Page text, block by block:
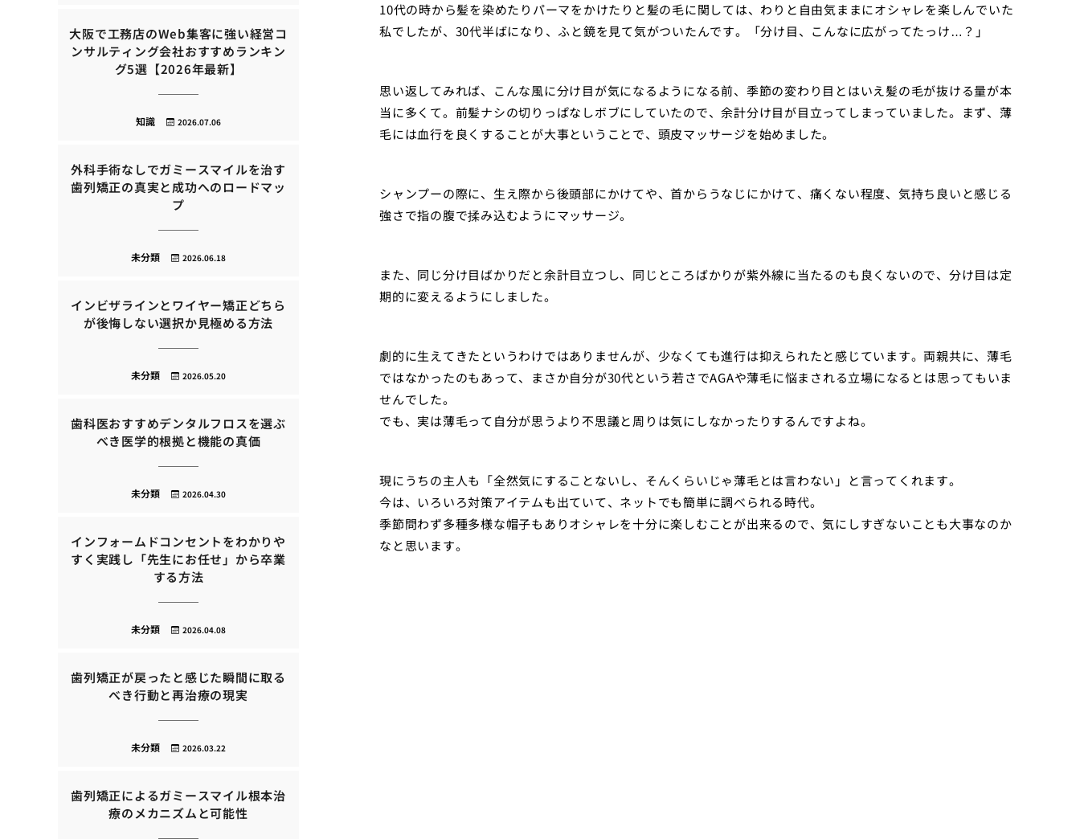
10代の時から髪を染めたりパーマをかけたりと髪の毛に関しては、わりと自由気ままにオシャレを楽しんでいた
私でしたが、30代半ばになり、ふと鏡を見て気がついたんです。「分け目、こんなに広がってたっけ…？」
思い返してみれば、こんな風に分け目が気になるようになる前、季節の変わり目とはいえ髪の毛が抜ける量が本
当に多くて。前髪ナシの切りっぱなしボブにしていたので、余計分け目が目立ってしまっていました。まず、薄
毛には血行を良くすることが大事ということで、頭皮マッサージを始めました。
シャンプーの際に、生え際から後頭部にかけてや、首からうなじにかけて、痛くない程度、気持ち良いと感じる
強さで指の腹で揉み込むようにマッサージ。
また、同じ分け目ばかりだと余計目立つし、同じところばかりが紫外線に当たるのも良くないので、分け目は定
期的に変えるようにしました。
劇的に生えてきたというわけではありませんが、少なくても進行は抑えられたと感じています。両親共に、薄毛
ではなかったのもあって、まさか自分が30代という若さでAGAや薄毛に悩まされる立場になるとは思ってもいま
せんでした。
でも、実は薄毛って自分が思うより不思議と周りは気にしなかったりするんですよね。
現にうちの主人も「全然気にすることないし、そんくらいじゃ薄毛とは言わない」と言ってくれます。
今は、いろいろ対策アイテムも出ていて、ネットでも簡単に調べられる時代。
季節問わず多種多様な帽子もありオシャレを十分に楽しむことが出来るので、気にしすぎないことも大事なのか
なと思います。
大阪で工務店のWeb集客に強い経営コ
ンサルティング会社おすすめランキン
グ5選【2026年最新】
2026.07.06
知識
外科手術なしでガミースマイルを治す
歯列矯正の真実と成功へのロードマッ
プ
2026.06.18
未分類
インビザラインとワイヤー矯正どちら
が後悔しない選択か見極める方法
2026.05.20
未分類
歯科医おすすめデンタルフロスを選ぶ
べき医学的根拠と機能の真価
2026.04.30
未分類
インフォームドコンセントをわかりや
すく実践し「先生にお任せ」から卒業
する方法
2026.04.08
未分類
歯列矯正が戻ったと感じた瞬間に取る
べき行動と再治療の現実
2026.03.22
未分類
歯列矯正によるガミースマイル根本治
療のメカニズムと可能性